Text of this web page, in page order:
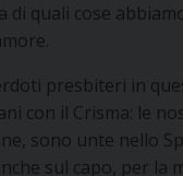
di quali cose
presbiteri in
con il Crisma: le
sono unte nello
sul capo, per